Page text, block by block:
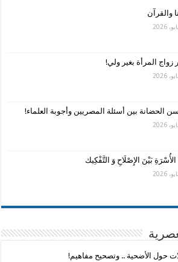
والقرآن
زواج المرأة بغير ولي!
الحضانة بين أسئلة المصريين وأجوبة العلماء!
بَيْنَ الإِصْلَاحِ وَ التَّفْكِيك
حول الأضحية .. وتصحيح مفاهيم!